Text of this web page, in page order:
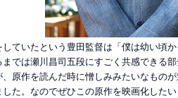
していたという豊田監督は「僕は幼い頃
では瀬川昌司五段にすごく共感できる
、原作を読んだ時に憎しみみたいなもの
した。なのでぜひこの原作を映画化した